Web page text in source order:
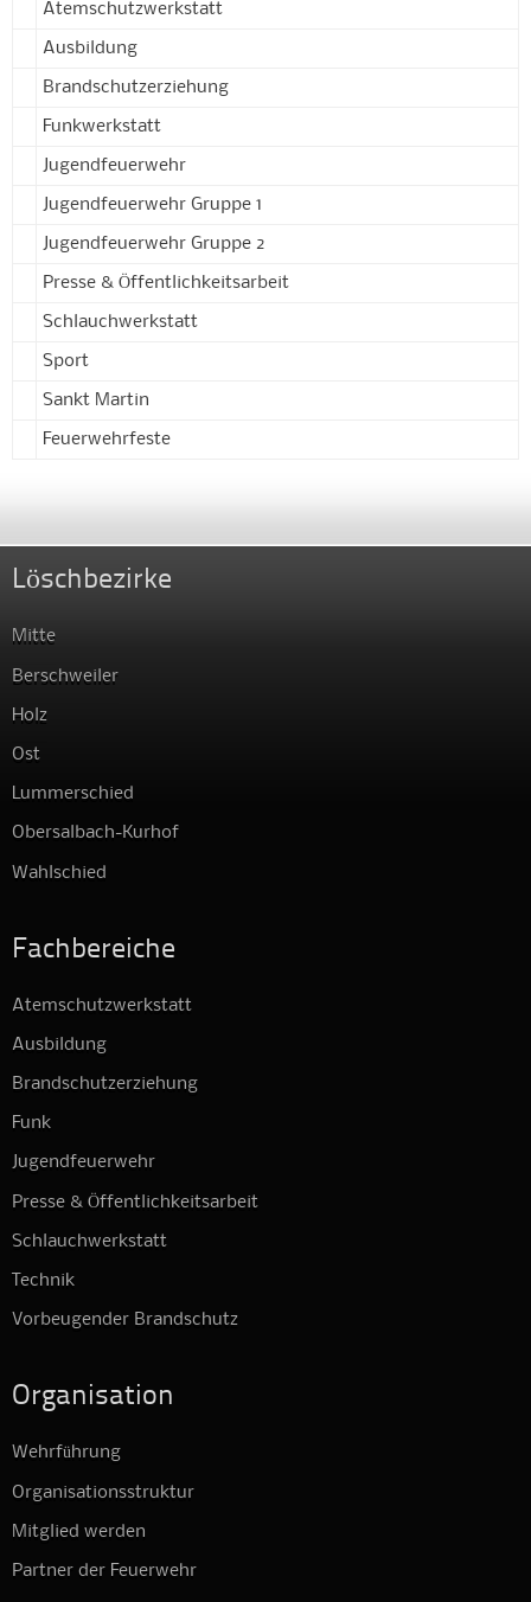
Atemschutzwerkstatt
Ausbildung
Brandschutzerziehung
Funkwerkstatt
Jugendfeuerwehr
Jugendfeuerwehr Gruppe 1
Jugendfeuerwehr Gruppe 2
Presse & Öffentlichkeitsarbeit
Schlauchwerkstatt
Sport
Sankt Martin
Feuerwehrfeste
Löschbezirke
Mitte
Berschweiler
Holz
Ost
Lummerschied
Obersalbach-Kurhof
Wahlschied
Fachbereiche
Atemschutzwerkstatt
Ausbildung
Brandschutzerziehung
Funk
Jugendfeuerwehr
Presse & Öffentlichkeitsarbeit
Schlauchwerkstatt
Technik
Vorbeugender Brandschutz
Organisation
Wehrführung
Organisationsstruktur
Mitglied werden
Partner der Feuerwehr